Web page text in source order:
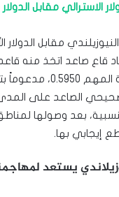
الاسترالي مقابل الدولار
قاع صاعد اتخذ منه
الصاعد على
بعد وصولها
إيجابي بها.
يستعد لمهاجمة